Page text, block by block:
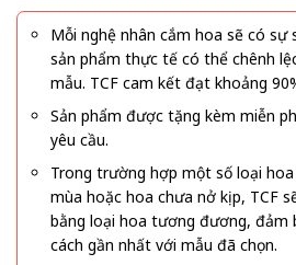
Mỗi nghệ nhân cắm hoa sẽ có sự
sản phẩm thực tế có thể chênh
mẫu. TCF cam kết đạt khoảng
Sản phẩm được tặng kèm miễn
yêu cầu.
Trong trường hợp một số loại
mùa hoặc hoa chưa nở kịp, TCF
bằng loại hoa tương đương, đảm
cách gần nhất với mẫu đã chọn.